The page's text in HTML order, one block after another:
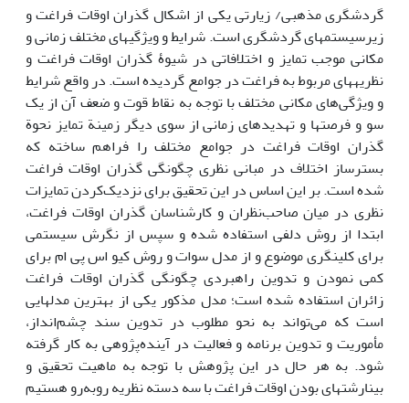
گردشگری مذهبی/ زیارتی یکی از اشکال گذران اوقات فراغت و
زیرسیستم­های گردشگری است. شرایط و ویژگی­های مختلف زمانی و
مکانی موجب تمایز و اختلافاتی در شیوۀ گذران اوقات فراغت و
نظریه­های مربوط به فراغت در جوامع گردیده است. در واقع شرایط
و ویژگی‌های مکانی مختلف با توجه به نقاط قوت و ضعف آن از یک
سو و فرصت­ها و تهدیدهای زمانی از سوی دیگر زمینة تمایز نحوة
گذران اوقات فراغت در جوامع مختلف را فراهم ساخته که
بسترساز اختلاف در مبانی نظری چگونگی گذران اوقات فراغت
شده است. بر این اساس در این تحقیق برای نزدیک‌کردن تمایزات
نظری در میان صاحب‌نظران و کارشناسان گذران اوقات فراغت،
ابتدا از روش دلفی استفاده شده و سپس از نگرش سیستمی
برای کلی­نگری موضوع و از مدل­ سوات و روش کیو اس پی ام برای
کمی نمودن و تدوین راهبردی چگونگی گذران اوقات فراغت
زائران استفاده شده است؛ مدل­ مذکور یکی از بهترین مدل­هایی
است که می‌تواند به نحو مطلوب در تدوین سند چشم‌انداز،
مأموریت و تدوین برنامه و فعالیت در آینده‌پژوهی به کار گرفته
شود. به هر حال در این پژوهش با توجه به ماهیت تحقیق و
بینارشته­ای بودن اوقات فراغت با سه دسته نظریه روبه‌رو هستیم